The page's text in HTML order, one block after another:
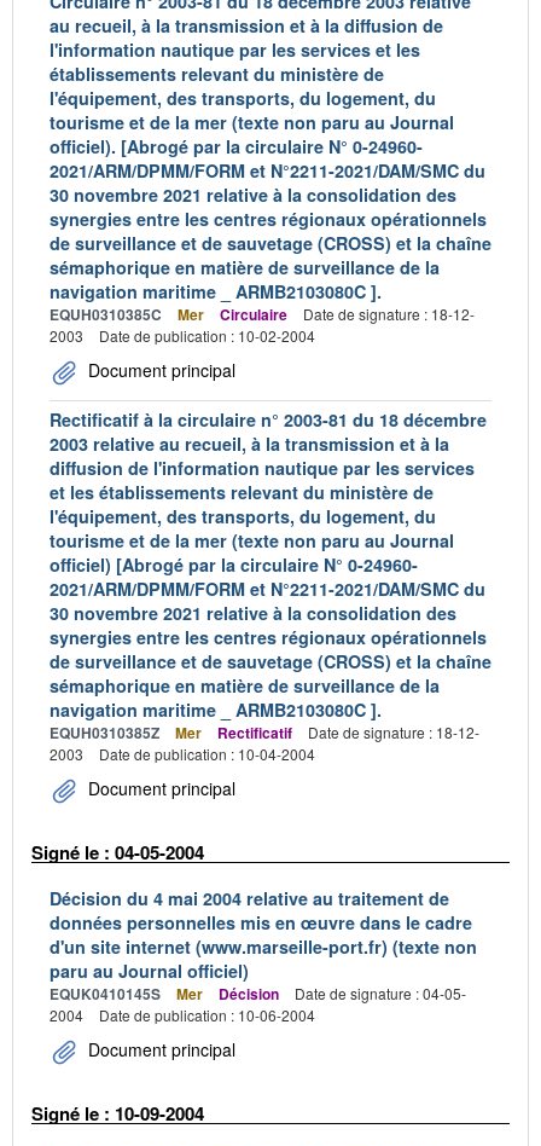
au recueil, à la transmission et à la diffusion de
l'information nautique par les services et les
établissements relevant du ministère de
l'équipement, des transports, du logement, du
tourisme et de la mer (texte non paru au Journal
officiel). [Abrogé par la circulaire N° 0-24960-
2021/ARM/DPMM/FORM et N°2211-2021/DAM/SMC du
30 novembre 2021 relative à la consolidation des
synergies entre les centres régionaux opérationnels
de surveillance et de sauvetage (CROSS) et la chaîne
sémaphorique en matière de surveillance de la
navigation maritime _ ARMB2103080C ].
EQUH0310385C Mer Circulaire
Date de signature : 18-12-
2003
Date de publication : 10-02-2004
Document principal
Rectificatif à la circulaire n° 2003-81 du 18 décembre
2003 relative au recueil, à la transmission et à la
diffusion de l'information nautique par les services
et les établissements relevant du ministère de
l'équipement, des transports, du logement, du
tourisme et de la mer (texte non paru au Journal
officiel) [Abrogé par la circulaire N° 0-24960-
2021/ARM/DPMM/FORM et N°2211-2021/DAM/SMC du
30 novembre 2021 relative à la consolidation des
synergies entre les centres régionaux opérationnels
de surveillance et de sauvetage (CROSS) et la chaîne
sémaphorique en matière de surveillance de la
navigation maritime _ ARMB2103080C ].
EQUH0310385Z Mer Rectificatif
Date de signature : 18-12-
2003
Date de publication : 10-04-2004
Document principal
Signé le : 04-05-2004
Décision du 4 mai 2004 relative au traitement de
données personnelles mis en œuvre dans le cadre
d'un site internet (www.marseille-port.fr) (texte non
paru au Journal officiel)
EQUK0410145S Mer Décision
Date de signature : 04-05-
2004
Date de publication : 10-06-2004
Document principal
Signé le : 10-09-2004